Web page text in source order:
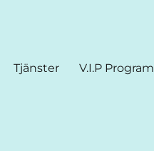
Tjänster V.I.P Program